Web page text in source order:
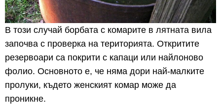
В този случай борбата с комарите в лятната вила
започва с проверка на територията. Откритите
резервоари са покрити с капаци или найлоново
фолио. Основното е, че няма дори най-малките
пролуки, където женският комар може да
проникне.